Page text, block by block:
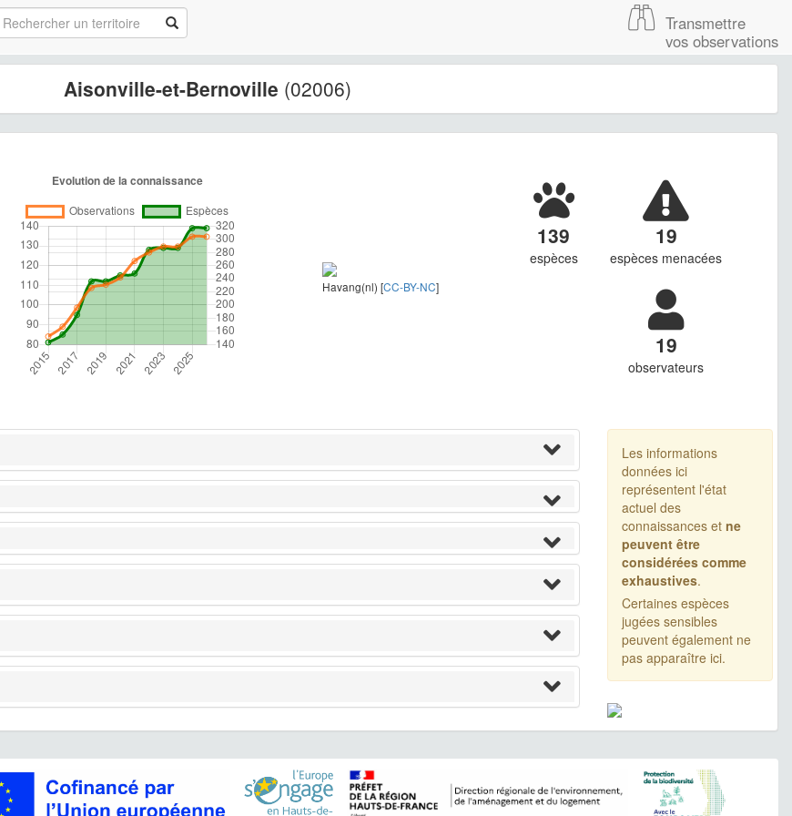
Transmettre
vos observations
Aisonville-et-Bernoville (02006)
Havang(nl) [CC-BY-NC]
139
espèces
19
espèces menacées
19
observateurs
Les informations
données ici
représentent l'état
actuel des
connaissances et ne
peuvent être
considérées comme
exhaustives.
Certaines espèces
jugées sensibles
peuvent également ne
pas apparaître ici.